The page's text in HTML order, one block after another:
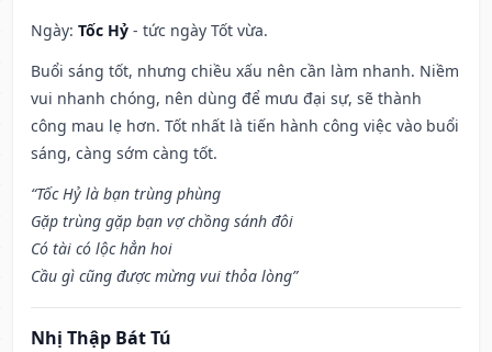
Ngày: Tốc Hỷ - tức ngày Tốt vừa.
Buổi sáng tốt, nhưng chiều xấu nên cần làm nhanh. Niềm
vui nhanh chóng, nên dùng để mưu đại sự, sẽ thành
công mau lẹ hơn. Tốt nhất là tiến hành công việc vào buổi
sáng, càng sớm càng tốt.
“Tốc Hỷ là bạn trùng phùng
Gặp trùng gặp bạn vợ chồng sánh đôi
Có tài có lộc hẳn hoi
Cầu gì cũng được mừng vui thỏa lòng”
Nhị Thập Bát Tú